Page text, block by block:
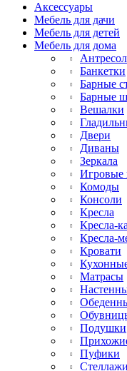
Аксессуары
Мебель для дачи
Мебель для детей
Мебель для дома
Банкетки
Барные
Барные
Вешалки
Двери
Диваны
Зеркала
Игровые
Комоды
Консоли
Кресла
Кресла-
Кресла-
Кровати
Матрасы
Подушки
Пуфики
Стеллажи